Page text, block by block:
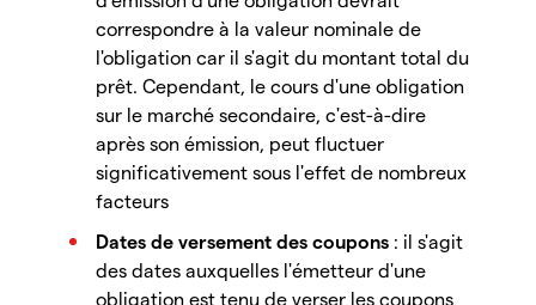
correspondre à la valeur nominale de
l'obligation car il s'agit du montant total du
prêt. Cependant, le cours d'une obligation
sur le marché secondaire, c'est-à-dire
après son émission, peut fluctuer
significativement sous l'effet de nombreux
facteurs
Dates de versement des coupons : il s'agit
des dates auxquelles l'émetteur d'une
obligation est tenu de verser les coupons